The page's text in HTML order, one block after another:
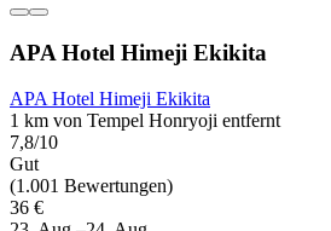
APA Hotel Himeji Ekikita
APA Hotel Himeji Ekikita
1 km von Tempel Honryoji entfernt
7,8/10
Gut
(1.001 Bewertungen)
36 €